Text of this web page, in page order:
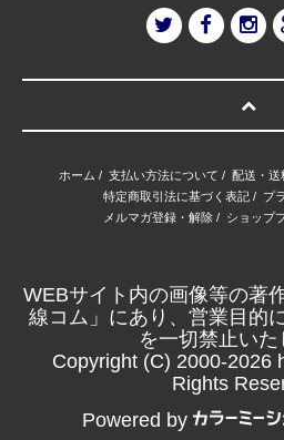
ホーム / 支払い方法について / 配送・送
特定商取引法に基づく表記/ プ
メルマガ登録・解除 / ショップ
WEBサイト内の画像等の著
線コム」にあり、営業目的
を一切禁止いた
Copyright (C) 2000-2026
Rights
Powered by